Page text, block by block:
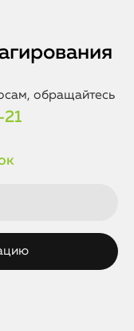
в кратчайшие
обращайтесь